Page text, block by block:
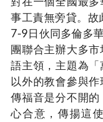
事工責無旁貸。
7-9日伙同多倫多
團聯合主辦大多
語主領，主題為
以外的教會參與
傳福音是分不開
心合意，傳揚這